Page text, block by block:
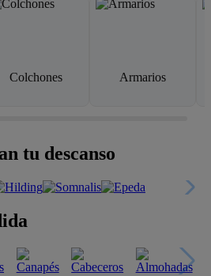
Colchones Armarios
tu descanso